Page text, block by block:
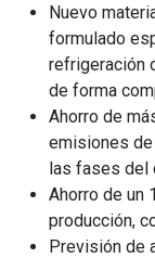
Nuevo
formulado
refrigeración
de forma
Ahorro de
emisiones de
las fases del
Ahorro de un
producción,
Previsión de